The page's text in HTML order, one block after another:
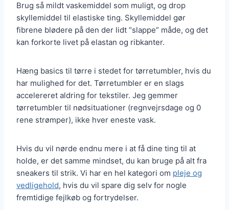
Brug så mildt vaskemiddel som muligt, og drop
skyllemiddel til elastiske ting. Skyllemiddel gør
fibrene blødere på den der lidt “slappe” måde, og det
kan forkorte livet på elastan og ribkanter.
Hæng basics til tørre i stedet for tørretumbler, hvis du
har mulighed for det. Tørretumbler er en slags
accelereret aldring for tekstiler. Jeg gemmer
tørretumbler til nødsituationer (regnvejrsdage og 0
rene strømper), ikke hver eneste vask.
Hvis du vil nørde endnu mere i at få dine ting til at
holde, er det samme mindset, du kan bruge på alt fra
sneakers til strik. Vi har en hel kategori om pleje og
vedligehold, hvis du vil spare dig selv for nogle
fremtidige fejlkøb og fortrydelser.